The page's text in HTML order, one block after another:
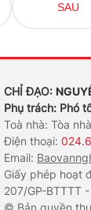
SAU
CHỈ ĐẠO:
Phụ trách: Phó
Toà nhà: Tòa
Điện thoại:
Email:
Giấy phép hoạt
207/GP-BTTTT
© Bản quyền